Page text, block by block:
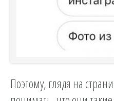
Поэтому, глядя на